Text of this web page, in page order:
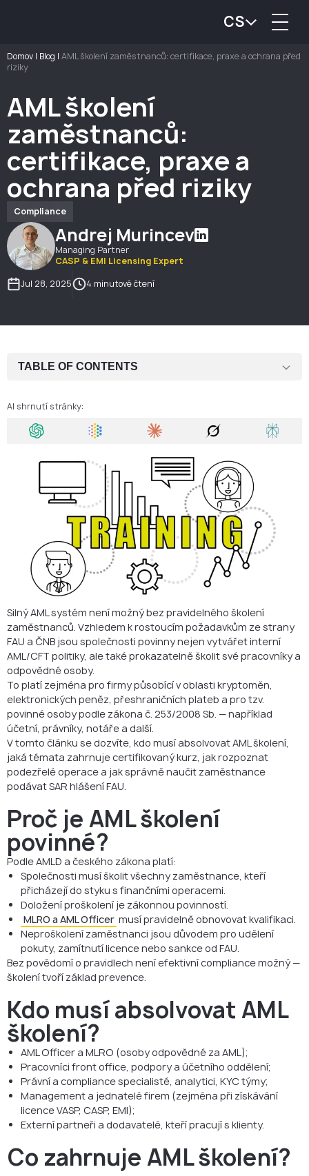
CS
Domov | Blog | AML školení zaměstnanců: certifikace, praxe a ochrana před
riziky
AML školení
zaměstnanců:
certifikace, praxe a
ochrana před riziky
Compliance
Andrej Murincev
Managing Partner
CASP & EMI Licensing Expert
Jul 28, 2025
4 minutové čtení
TABLE OF CONTENTS
Certifikace a doložení odbornosti
Proč je školení důležité i pro licenci a spolupráci s bankami?
AML školení od AMS
Závěr
vašemu byznysu i regulatornímu prostředí.
FAQ
AI shrnutí stránky:
Silný AML systém není možný bez pravidelného školení
zaměstnanců. Vzhledem k rostoucím požadavkům ze strany
FAU a ČNB jsou společnosti povinny nejen vytvářet interní
AML/CFT politiky, ale také prokazatelně školit své pracovníky a
odpovědné osoby.
To platí zejména pro firmy působící v oblasti kryptoměn,
elektronických peněz, přeshraničních plateb a pro tzv.
povinné osoby podle zákona č. 253/2008 Sb. — například
účetní, právníky, notáře a další.
V tomto článku se dozvíte, kdo musí absolvovat AML školení,
jaká témata zahrnuje certifikovaný kurz, jak rozpoznat
podezřelé operace a jak správně naučit zaměstnance
podávat SAR hlášení FAU.
Proč je AML školení
povinné?
Podle AMLD a českého zákona platí:
Společnosti musí školit všechny zaměstnance, kteří
přicházejí do styku s finančními operacemi.
Doložení proškolení je zákonnou povinností.
MLRO a AML Officer musí pravidelně obnovovat kvalifikaci.
Neproškolení zaměstnanci jsou důvodem pro udělení
pokuty, zamítnutí licence nebo sankce od FAU.
Bez povědomí o pravidlech není efektivní compliance možný —
školení tvoří základ prevence.
Kdo musí absolvovat AML
školení?
AML Officer a MLRO (osoby odpovědné za AML);
Pracovníci front office, podpory a účetního oddělení;
Právní a compliance specialisté, analytici, KYC týmy;
Management a jednatelé firem (zejména při získávání
licence VASP, CASP, EMI);
Externí partneři a dodavatelé, kteří pracují s klienty.
Co zahrnuje AML školení?